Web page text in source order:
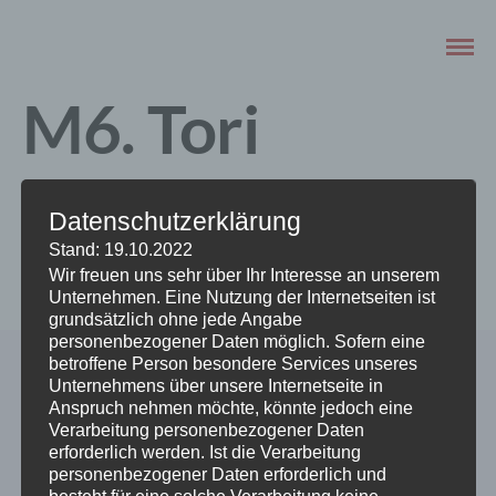
M6. Tori
Noodle
Datenschutzerklärung
Stand: 19.10.2022
Wir freuen uns sehr über Ihr Interesse an unserem
Unternehmen. Eine Nutzung der Internetseiten ist
grundsätzlich ohne jede Angabe
personenbezogener Daten möglich. Sofern eine
betroffene Person besondere Services unseres
Unternehmens über unsere Internetseite in
Anspruch nehmen möchte, könnte jedoch eine
Verarbeitung personenbezogener Daten
erforderlich werden. Ist die Verarbeitung
personenbezogener Daten erforderlich und